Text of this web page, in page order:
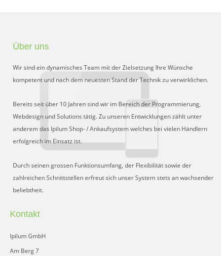
Über uns
Wir sind ein dynamisches Team mit der Zielsetzung Ihre Wünsche
kompetent und nach dem neuesten Stand der Technik zu verwirklichen.
Bereits seit über 10 Jahren sind wir im Bereich der Programmierung,
Webdesign und Solutions tätig. Zu unseren Entwicklungen zählt unter
anderem das Ipilum Shop- / Ankaufsystem welches bei vielen Händlern
erfolgreich im Einsatz ist.
Durch seinen grossen Funktionsumfang, der Flexibilität sowie der
zahlreichen Schnittstellen erfreut sich unser System stets an wachsender
beliebtheit.
Kontakt
Ipilum GmbH
Am Berg 7